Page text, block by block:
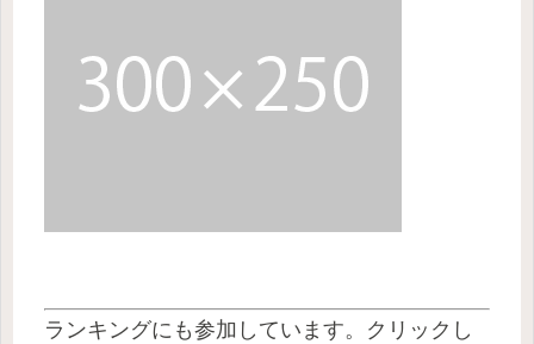
ランキングにも参加しています。クリックし